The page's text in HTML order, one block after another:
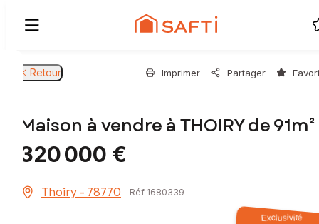
Retour Imprimer Partager
Maison à vendre à THOIRY de 91m²
320 000 €
Thoiry - 78770 Réf 1680339
Exclusivité